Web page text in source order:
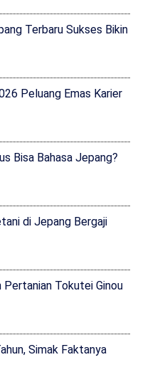
Terbaru Sukses Bikin
Peluang Emas Karier
Bisa Bahasa Jepang?
di Jepang Bergaji
Pertanian Tokutei Ginou
Simak Faktanya